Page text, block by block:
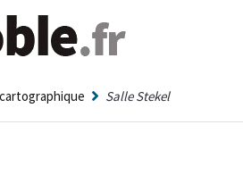
Salle Stekel